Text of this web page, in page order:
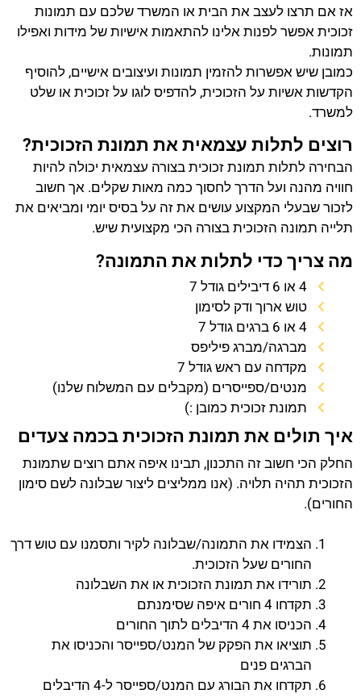
אז אם תרצו לעצב את הבית או המשרד שלכם עם תמונות
זכוכית אפשר לפנות אלינו להתאמות אישיות של מידות ואפילו
תמונות.
כמובן שיש אפשרות להזמין תמונות ועיצובים אישיים, להוסיף
הקדשות אשיות על הזכוכית, להדפיס לוגו על זכוכית או שלט
למשרד.
רוצים לתלות עצמאית את תמונת הזכוכית?
הבחירה לתלות תמונת זכוכית בצורה עצמאית יכולה להיות
חוויה מהנה ועל הדרך לחסוך כמה מאות שקלים. אך חשוב
לזכור שבעלי המקצוע עושים את זה על בסיס יומי ומביאים את
תלייה תמונה הזכוכית בצורה הכי מקצועית שיש.
מה צריך כדי לתלות את התמונה?
4 או 6 דיבילים גודל 7
טוש ארוך ודק לסימון
4 או 6 ברגים גודל 7
מברגה/מברג פיליפס
מקדחה עם ראש גודל 7
מנטים/ספייסרים (מקבלים עם המשלוח שלנו)
תמונת זכוכית כמובן :)
איך תולים את תמונת הזכוכית בכמה צעדים
החלק הכי חשוב זה התכנון, תבינו איפה אתם רוצים שתמונת
הזכוכית תהיה תלויה. (אנו ממליצים ליצור שבלונה לשם סימון
החורים).
הצמידו את התמונה/שבלונה לקיר ותסמנו עם טוש דרך
החורים שעל הזכוכית.
תורידו את תמונת הזכוכית או את השבלונה
תקדחו 4 חורים איפה שסימנתם
הכניסו את 4 הדיבלים לתוך החורים
תוציאו את הפקק של המנט/ספייסר והכניסו את
הברגים פנים
תקדחו את הבורג עם המנט/ספייסר ל-4 הדיבלים